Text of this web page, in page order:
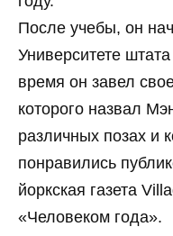
После учебы, он
Университете
время он завел
которого назвал
различных позах и
понравились
йоркская газета
«Человеком года».